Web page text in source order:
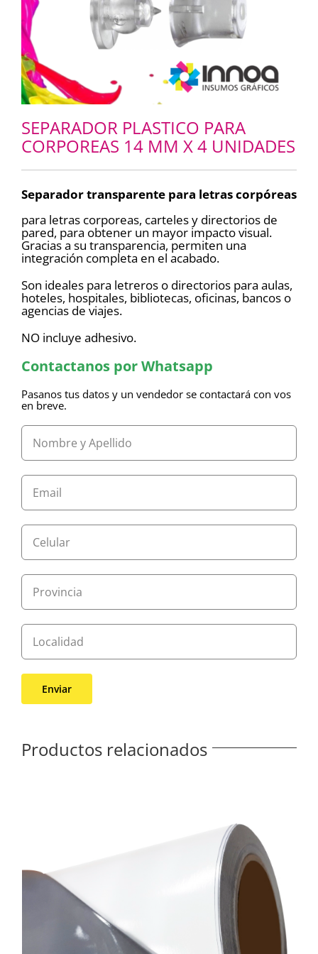
SEPARADOR PLASTICO PARA
CORPOREAS 14 MM X 4 UNIDADES
Separador transparente para letras corpóreas
para letras corporeas, carteles y directorios de
pared, para obtener un mayor impacto visual.
Gracias a su transparencia, permiten una
integración completa en el acabado.
Son ideales para letreros o directorios para aulas,
hoteles, hospitales, bibliotecas, oficinas, bancos o
agencias de viajes.
NO incluye adhesivo.
Contactanos por Whatsapp
Pasanos tus datos y un vendedor se contactará con vos
en breve.
Productos relacionados